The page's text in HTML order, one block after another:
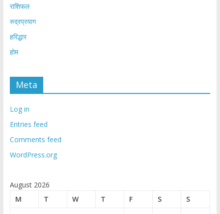
राशिफल
रुद्रप्रयाग
हरिद्धार
होम
Meta
Log in
Entries feed
Comments feed
WordPress.org
August 2026
M
T W T F S
S